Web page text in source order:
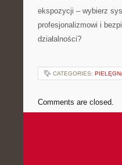
ekspozycji – wybierz
profesjonalizmowi i
działalności?
CATEGORIES:
Comments are closed.